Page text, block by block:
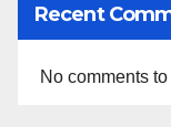
Recent
No comments to